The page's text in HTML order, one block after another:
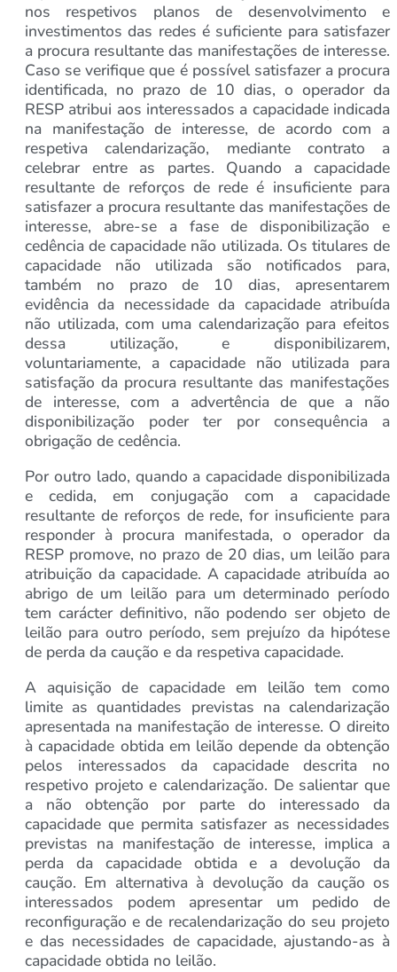
nos respetivos planos de desenvolvimento e
investimentos das redes é suficiente para satisfazer
a procura resultante das manifestações de interesse.
Caso se verifique que é possível satisfazer a procura
identificada, no prazo de 10 dias, o operador da
RESP atribui aos interessados a capacidade indicada
na manifestação de interesse, de acordo com a
respetiva calendarização, mediante contrato a
celebrar entre as partes. Quando a capacidade
resultante de reforços de rede é insuficiente para
satisfazer a procura resultante das manifestações de
interesse, abre-se a fase de disponibilização e
cedência de capacidade não utilizada. Os titulares de
capacidade não utilizada são notificados para,
também no prazo de 10 dias, apresentarem
evidência da necessidade da capacidade atribuída
não utilizada, com uma calendarização para efeitos
dessa utilização, e disponibilizarem,
voluntariamente, a capacidade não utilizada para
satisfação da procura resultante das manifestações
de interesse, com a advertência de que a não
disponibilização poder ter por consequência a
obrigação de cedência.
Por outro lado, quando a capacidade disponibilizada
e cedida, em conjugação com a capacidade
resultante de reforços de rede, for insuficiente para
responder à procura manifestada, o operador da
RESP promove, no prazo de 20 dias, um leilão para
atribuição da capacidade. A capacidade atribuída ao
abrigo de um leilão para um determinado período
tem carácter definitivo, não podendo ser objeto de
leilão para outro período, sem prejuízo da hipótese
de perda da caução e da respetiva capacidade.
A aquisição de capacidade em leilão tem como
limite as quantidades previstas na calendarização
apresentada na manifestação de interesse. O direito
à capacidade obtida em leilão depende da obtenção
pelos interessados da capacidade descrita no
respetivo projeto e calendarização. De salientar que
a não obtenção por parte do interessado da
capacidade que permita satisfazer as necessidades
previstas na manifestação de interesse, implica a
perda da capacidade obtida e a devolução da
caução. Em alternativa à devolução da caução os
interessados podem apresentar um pedido de
reconfiguração e de recalendarização do seu projeto
e das necessidades de capacidade, ajustando-as à
capacidade obtida no leilão.